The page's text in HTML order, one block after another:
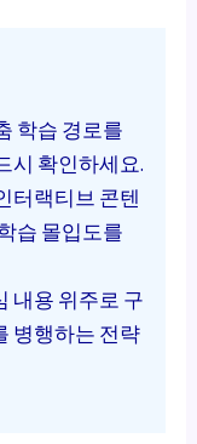
학습 경로를
시 확인하세요.
터랙티브 콘텐
습 몰입도를
내용 위주로 구
병행하는 전략